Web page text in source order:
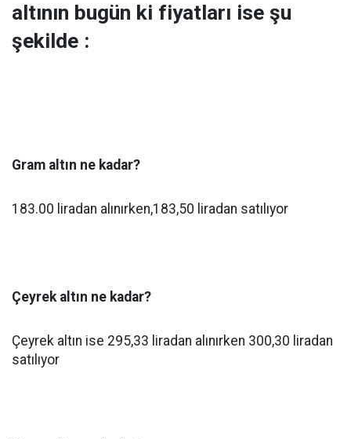
altının bugün ki fiyatları ise şu
şekilde :
Gram altın ne kadar?
183.00 liradan alınırken,183,50 liradan satılıyor
Çeyrek altın ne kadar?
Çeyrek altın ise 295,33 liradan alınırken 300,30 liradan
satılıyor